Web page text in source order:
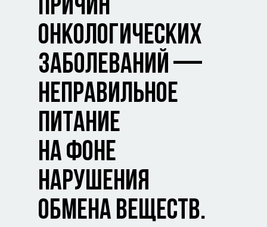
ПРИЧИН
ОНКОЛОГИЧЕСКИХ
ЗАБОЛЕВАНИЙ —
НЕПРАВИЛЬНОЕ
ПИТАНИЕ
НА ФОНЕ
НАРУШЕНИЯ
ОБМЕНА ВЕЩЕСТВ.